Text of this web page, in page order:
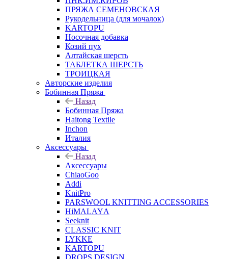
ПРЯЖА СЕМЕНОВСКАЯ
Рукодельница (для мочалок)
KARTOPU
Носочная добавка
Козий пух
Алтайская шерсть
ТАБЛЕTКА ШЕРСТЬ
ТРОИЦКАЯ
Авторские изделия
Бобинная Пряжа
Назад
Бобинная Пряжа
Haitong Textilе
Inchon
Италия
Аксессуары
Назад
Аксессуары
ChiaoGoo
Addi
KnitPro
PARSWOOL KNITTING ACCESSORIES
HiMALAYА
Seeknit
CLASSIC KNIT
LYKKE
KАRTOPU
DROPS DЕSIGN